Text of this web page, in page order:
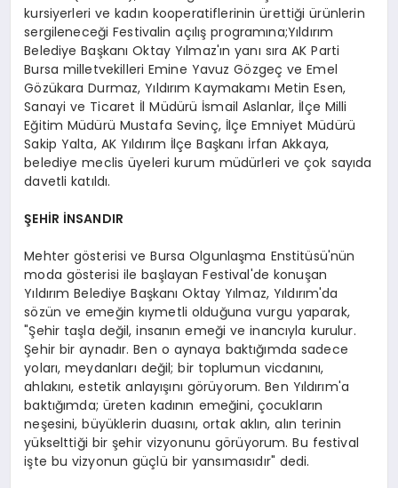
kursiyerleri ve kadın kooperatiflerinin ürettiği ürünlerin
sergileneceği Festivalin açılış programına;Yıldırım
Belediye Başkanı Oktay Yılmaz'ın yanı sıra AK Parti
Bursa milletvekilleri Emine Yavuz Gözgeç ve Emel
Gözükara Durmaz, Yıldırım Kaymakamı Metin Esen,
Sanayi ve Ticaret İl Müdürü İsmail Aslanlar, İlçe Milli
Eğitim Müdürü Mustafa Sevinç, İlçe Emniyet Müdürü
Sakip Yalta, AK Yıldırım İlçe Başkanı İrfan Akkaya,
belediye meclis üyeleri kurum müdürleri ve çok sayıda
davetli katıldı.
ŞEHİR İNSANDIR
Mehter gösterisi ve Bursa Olgunlaşma Enstitüsü'nün
moda gösterisi ile başlayan Festival'de konuşan
Yıldırım Belediye Başkanı Oktay Yılmaz, Yıldırım'da
sözün ve emeğin kıymetli olduğuna vurgu yaparak,
"Şehir taşla değil, insanın emeği ve inancıyla kurulur.
Şehir bir aynadır. Ben o aynaya baktığımda sadece
yoları, meydanları değil; bir toplumun vicdanını,
ahlakını, estetik anlayışını görüyorum. Ben Yıldırım'a
baktığımda; üreten kadının emeğini, çocukların
neşesini, büyüklerin duasını, ortak aklın, alın terinin
yükselttiği bir şehir vizyonunu görüyorum. Bu festival
işte bu vizyonun güçlü bir yansımasıdır" dedi.